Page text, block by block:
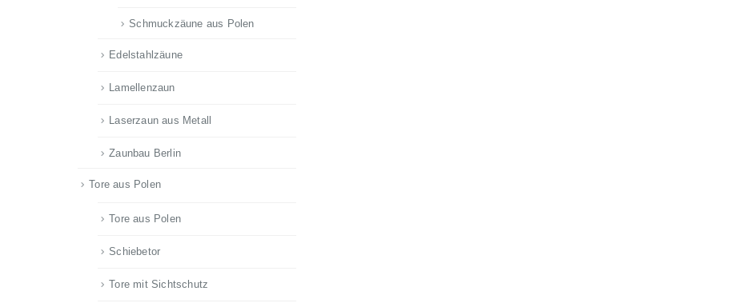
Schmuckzäune aus Polen
Edelstahlzäune
Lamellenzaun
Laserzaun aus Metall
Zaunbau Berlin
Tore aus Polen
Tore aus Polen
Schiebetor
Tore mit Sichtschutz